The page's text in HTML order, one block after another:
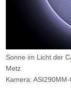
Sonne im Licht der
Metz
Kamera: